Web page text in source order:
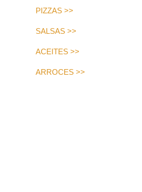
PIZZAS >>
SALSAS >>
ACEITES >>
ARROCES >>